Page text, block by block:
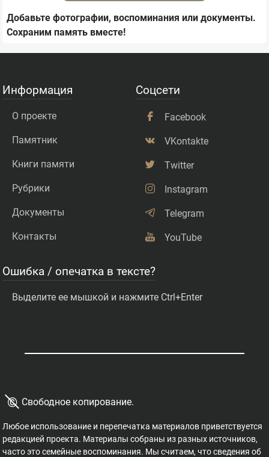
Добавьте фотографии, воспоминания или документы.
Сохраним память вместе!
Информация
О проекте
Памятник
Книги памяти
Рубрики
Документы
Контакты
Соцсети
Facebook
VKontakte
Twitter
Instagram
Telegram
YouTube
Ошибка / опечатка в тексте?
Выделите ее мышкой и нажмите Ctrl+Enter
© Свободное копирование.
Любое использование и перепечатка материалов приветствуется
редакцией проекта. Материалы собраны из разных источников,
часто это семейные воспоминания. Мы считаем, что сведения об